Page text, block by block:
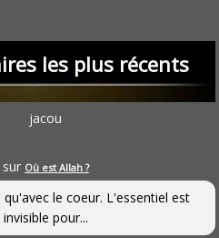
les plus récents
jacou
sur Où est Allah ?
qu'avec le coeur. L'essentiel est
invisible pour...